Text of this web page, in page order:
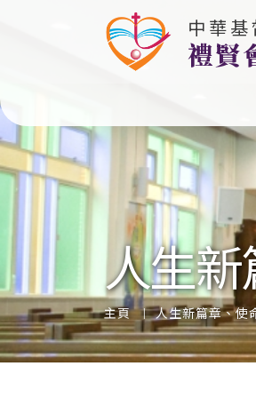
中華
禮賢
教會
人生
主頁 人生新篇章、使